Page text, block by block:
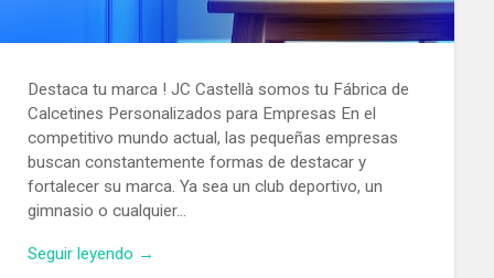
Destaca tu marca ! JC Castellà somos tu Fábrica de
Calcetines Personalizados para Empresas En el
competitivo mundo actual, las pequeñas empresas
buscan constantemente formas de destacar y
fortalecer su marca. Ya sea un club deportivo, un
gimnasio o cualquier…
Seguir leyendo →